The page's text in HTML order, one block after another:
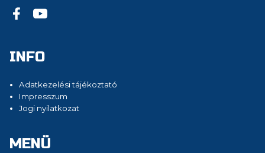
INFO
Adatkezelési tájékoztató
Impresszum
Jogi nyilatkozat
MENÜ